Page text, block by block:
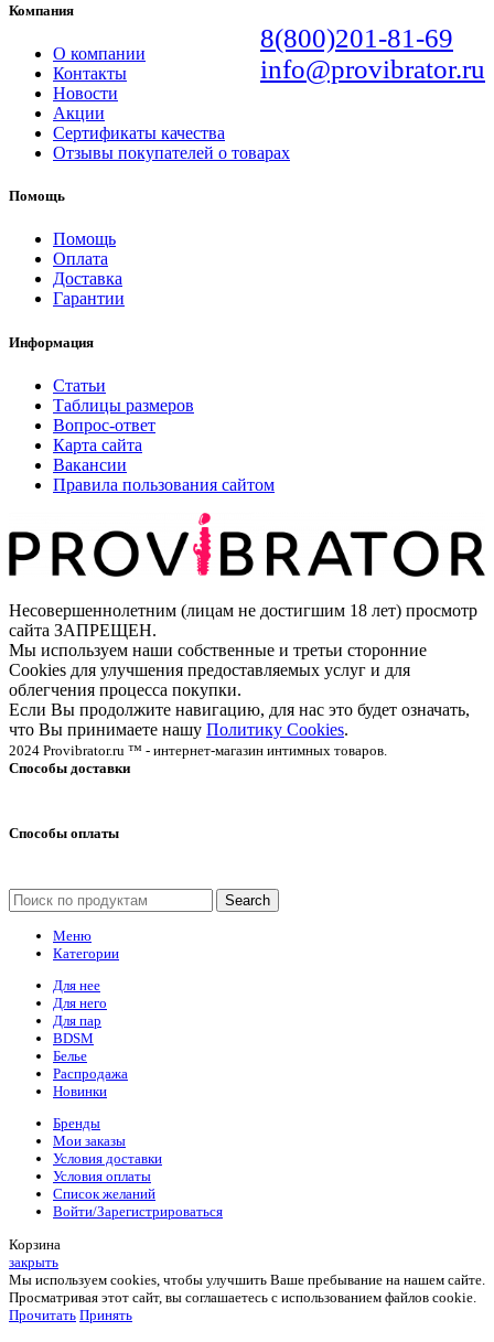
8(800)201-81-69
info@provibrator.ru
Компания
О компании
Контакты
Новости
Акции
Сертификаты качества
Отзывы покупателей о товарах
Помощь
Помощь
Оплата
Доставка
Гарантии
Информация
Статьи
Таблицы размеров
Вопрос-ответ
Карта сайта
Вакансии
Правила пользования сайтом
Несовершеннолетним (лицам не достигшим 18 лет) просмотр
сайта ЗАПРЕЩЕН.
Мы используем наши собственные и третьи сторонние
Cookies для улучшения предоставляемых услуг и для
облегчения процесса покупки.
Если Вы продолжите навигацию, для нас это будет означать,
что Вы принимаете нашу Политику Cookies.
2024 Provibrator.ru ™ - интернет-магазин интимных товаров.
Способы доставки
Способы оплаты
Search
Меню
Категории
Для нее
Для него
Для пар
BDSM
Белье
Распродажа
Новинки
Бренды
Мои заказы
Условия доставки
Условия оплаты
Список желаний
Войти/Зарегистрироваться
Корзина
закрыть
Мы используем cookies, чтобы улучшить Ваше пребывание на нашем сайте.
Просматривая этот сайт, вы соглашаетесь с использованием файлов cookie.
Прочитать Принять